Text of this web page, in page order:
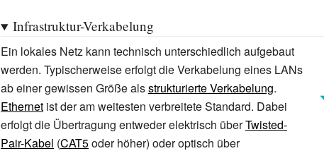
Infrastruktur-Verkabelung
Ein lokales Netz kann technisch unterschiedlich aufgebaut
werden. Typischerweise erfolgt die Verkabelung eines LANs
ab einer gewissen Größe alsstrukturierte Verkabelung.
Ethernet ist der am weitesten verbreitete Standard. Dabei
erfolgt die Übertragung entweder elektrisch überTwisted-
Pair-Kabel (CAT5oder höher) oder optisch über